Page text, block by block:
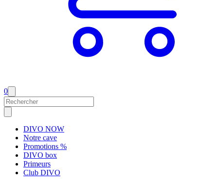
0
DIVO NOW
Notre cave
Promotions %
DIVO box
Primeurs
Club DIVO